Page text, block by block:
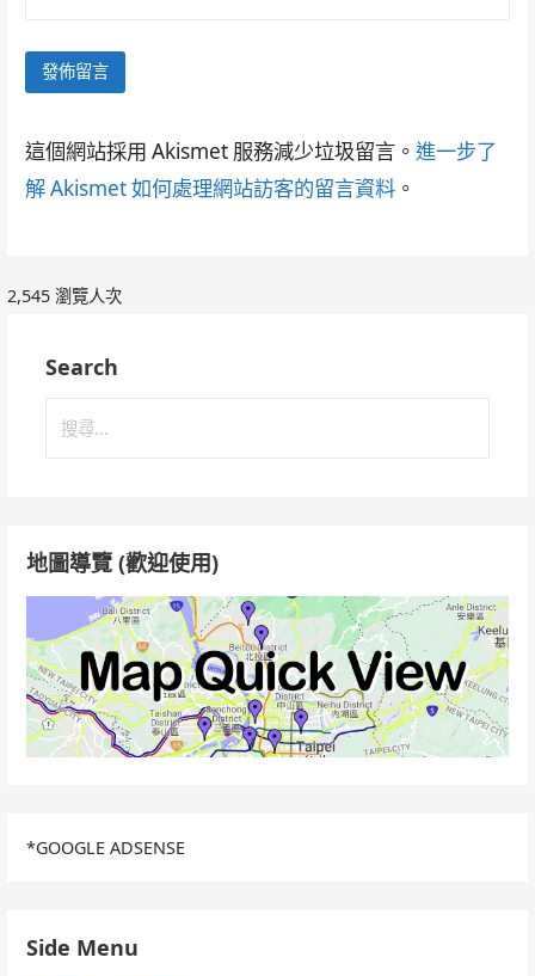
這個網站採用 Akismet 服務減少垃圾留言。 進一步了
解 Akismet 如何處理網站訪客的留言資料。
2,545 瀏覽人次
Search
地圖導覽 (歡迎使用)
*GOOGLE ADSENSE
Side Menu